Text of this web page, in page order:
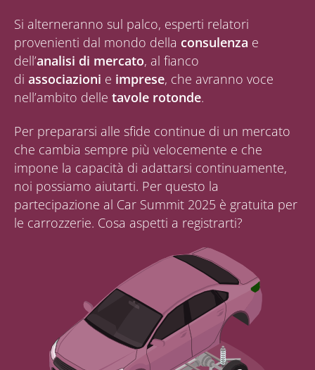
Si alterneranno sul palco, esperti relatori
provenienti dal mondo della consulenza e
dell’analisi di mercato, al fianco
di associazioni e imprese, che avranno voce
nell’ambito delle tavole rotonde.
Per prepararsi alle sfide continue di un mercato
che cambia sempre più velocemente e che
impone la capacità di adattarsi continuamente,
noi possiamo aiutarti. Per questo la
partecipazione al Car Summit 2025 è gratuita per
le carrozzerie. Cosa aspetti a registrarti?